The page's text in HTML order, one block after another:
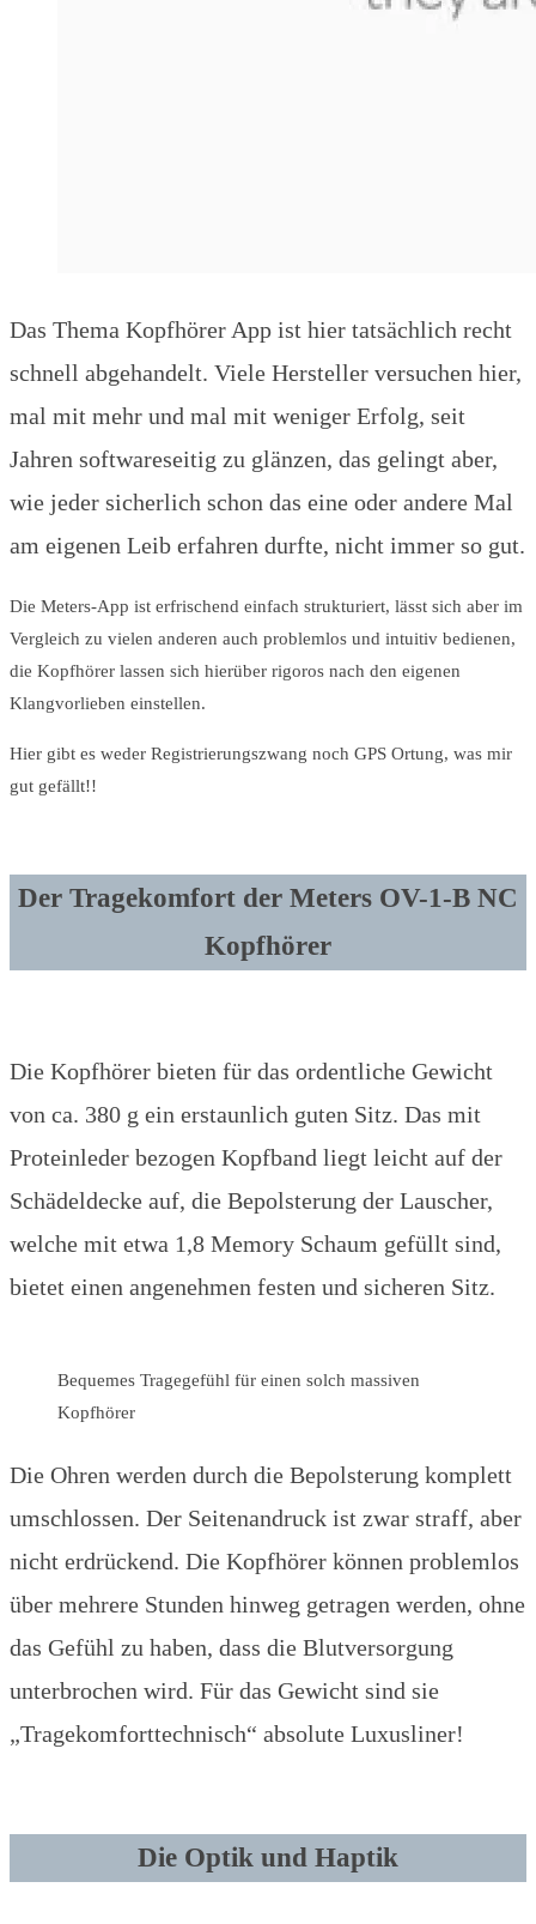
Das Thema Kopfhörer App ist hier tatsächlich recht
schnell abgehandelt. Viele Hersteller versuchen hier,
mal mit mehr und mal mit weniger Erfolg, seit
Jahren softwareseitig zu glänzen, das gelingt aber,
wie jeder sicherlich schon das eine oder andere Mal
am eigenen Leib erfahren durfte, nicht immer so gut.
Die Meters-App ist erfrischend einfach strukturiert, lässt sich aber im
Vergleich zu vielen anderen auch problemlos und intuitiv bedienen,
die Kopfhörer lassen sich hierüber rigoros nach den eigenen
Klangvorlieben einstellen.
Hier gibt es weder Registrierungszwang noch GPS Ortung, was mir
gut gefällt!!
Der Tragekomfort der Meters OV-1-B NC
Kopfhörer
Die Kopfhörer bieten für das ordentliche Gewicht
von ca. 380 g ein erstaunlich guten Sitz. Das mit
Proteinleder bezogen Kopfband liegt leicht auf der
Schädeldecke auf, die Bepolsterung der Lauscher,
welche mit etwa 1,8 Memory Schaum gefüllt sind,
bietet einen angenehmen festen und sicheren Sitz.
Bequemes Tragegefühl für einen solch massiven
Kopfhörer
Die Ohren werden durch die Bepolsterung komplett
umschlossen. Der Seitenandruck ist zwar straff, aber
nicht erdrückend. Die Kopfhörer können problemlos
über mehrere Stunden hinweg getragen werden, ohne
das Gefühl zu haben, dass die Blutversorgung
unterbrochen wird. Für das Gewicht sind sie
„Tragekomforttechnisch“ absolute Luxusliner!
Die Optik und Haptik